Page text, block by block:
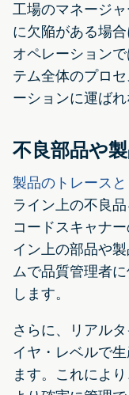
工場のマネージ
に欠陥がある場
オペレーション
テム全体のプロ
ーションに運ばれ
不良部品や
製品のトレース
ライン上の不良
コードスキャナ
イン上の部品や
ムで品質管理者
します。
さらに、リアル
イヤ・レベルで
ます。これによ